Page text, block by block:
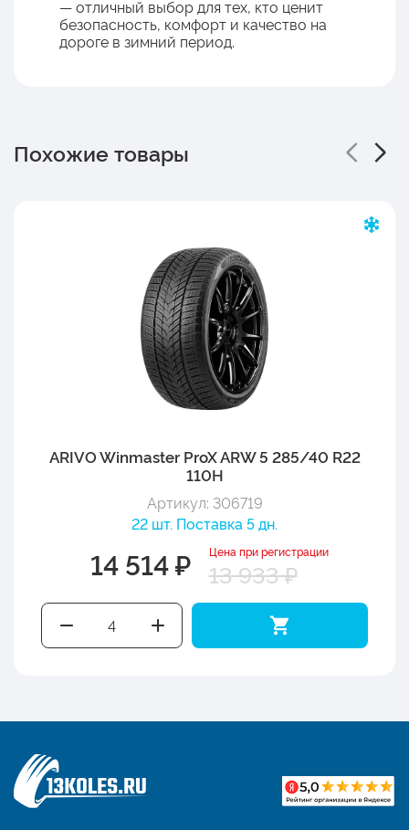
— отличный выбор для тех, кто ценит
безопасность, комфорт и качество на
дороге в зимний период.
Похожие товары
ARIVO Winmaster ProX ARW 5 285/40 R22
110H
Артикул: 306719
22 шт. Поставка 5 дн.
14 514 ₽ Цена при регистрации
13 933 ₽